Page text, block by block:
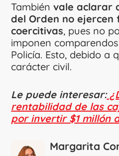
Tambiénvale aclarar
del Orden no ejercen
coercitivas, pues no
imponen
Policía. Esto, debido a
carácter civil.
Le puede interesar:
rentabilidad de las
por invertir $1 millón
Margarita